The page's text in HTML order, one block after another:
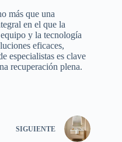
más que una
en el que la
y la tecnología
eficaces,
especialistas es clave
recuperación plena.
SIGUIENTE